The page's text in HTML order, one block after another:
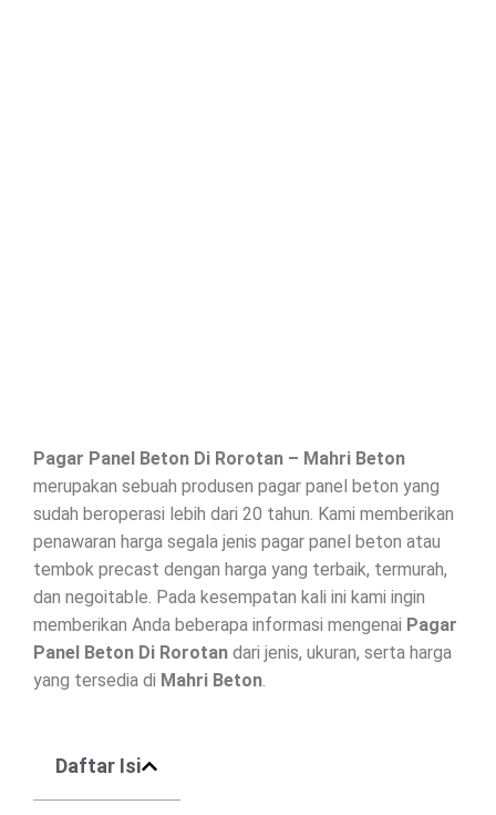
Pagar Panel Beton Di Rorotan – Mahri Beton
merupakan sebuah produsen pagar panel beton yang
sudah beroperasi lebih dari 20 tahun. Kami memberikan
penawaran harga segala jenis pagar panel beton atau
tembok precast dengan harga yang terbaik, termurah,
dan negoitable. Pada kesempatan kali ini kami ingin
memberikan Anda beberapa informasi mengenai Pagar
Panel Beton Di Rorotan dari jenis, ukuran, serta harga
yang tersedia di Mahri Beton
Daftar Isi